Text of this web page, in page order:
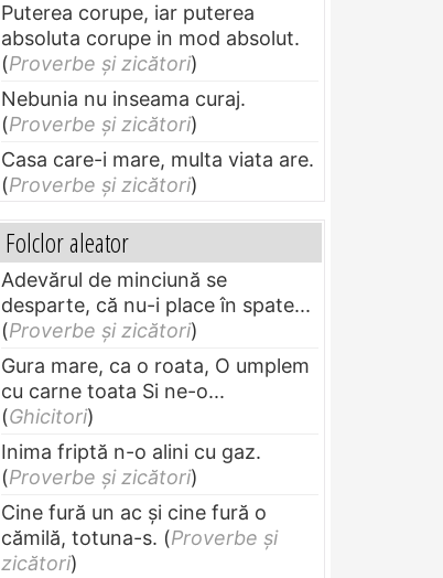
Puterea corupe, iar puterea
absoluta corupe in mod absolut.
(Proverbe și zicători)
Nebunia nu inseama curaj.
(Proverbe și zicători)
Casa care-i mare, multa viata are.
(Proverbe și zicători)
Folclor aleator
Adevărul de minciună se
desparte, că nu-i place în spate...
(Proverbe și zicători)
Gura mare, ca o roata, O umplem
cu carne toata Si ne-o...
(Ghicitori)
Inima friptă n-o alini cu gaz.
(Proverbe și zicători)
Cine fură un ac şi cine fură o
cămilă, totuna-s. (Proverbe și
zicători)